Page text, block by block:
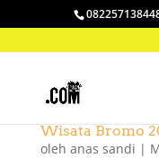
Wisata Bromo
oleh anas sandi |